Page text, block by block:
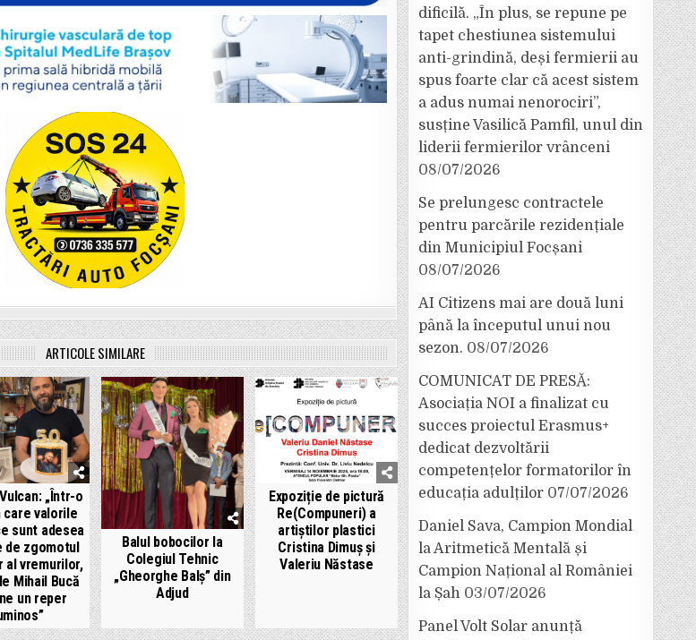
ARTICOLE SIMILARE
„Într-o
care valorile
sunt adesea
de zgomotul
al vremurilor,
Mihail Bucă
un reper
Balul bobocilor la
Colegiul Tehnic
„Gheorghe Balș” din
Adjud
Expoziție de pictură
Re(Compuneri) a
artiștilor plastici
Cristina Dimuș și
Valeriu Năstase
dificilă. „În plus, se repune pe
tapet chestiunea sistemului
anti-grindină, deși fermierii au
spus foarte clar că acest sistem
a adus numai nenorociri”,
susține Vasilică Pamfil, unul din
liderii fermierilor vrânceni
08/07/2026
Se prelungesc contractele
pentru parcările rezidențiale
din Municipiul Focșani
08/07/2026
AI Citizens mai are două luni
până la începutul unui nou
sezon. 08/07/2026
COMUNICAT DE PRESĂ:
Asociația NOI a finalizat cu
succes proiectul Erasmus+
dedicat dezvoltării
competențelor formatorilor în
educația adulților 07/07/2026
Daniel Sava, Campion Mondial
la Aritmetică Mentală și
Campion Național al României
la Șah 03/07/2026
Panel Volt Solar anunță